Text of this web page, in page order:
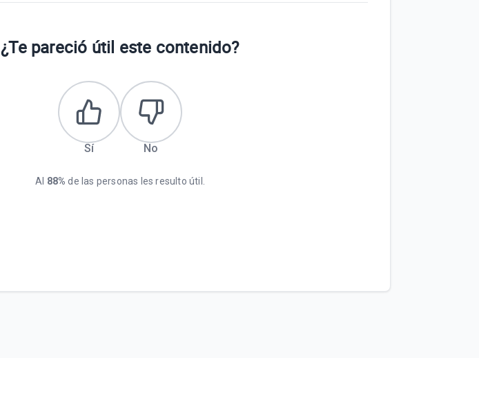
¿Te pareció útil este contenido?
Sí No
Al 88% de las personas les resulto útil.